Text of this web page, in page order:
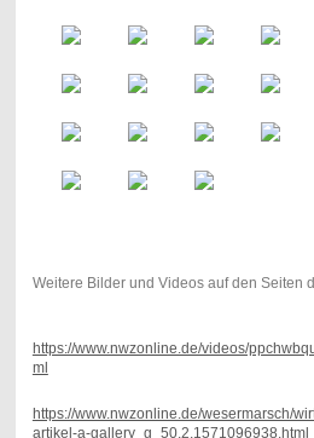
Weitere Bilder und Videos auf den Seiten
https://www.nwzonline.de/videos/
ml
https://www.nwzonline.de/wesermarsch/
artikel-a-gallery_g_50,2,1571096938.html